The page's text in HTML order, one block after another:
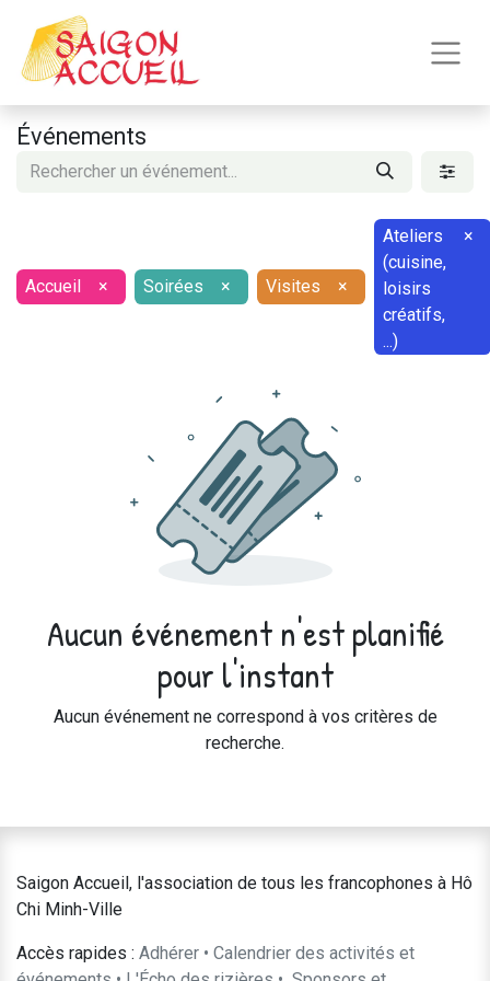
Événements
Accueil × Soirées × Visites ×
Ateliers
(cuisine,
loisirs
créatifs,
...)
×
Aucun événement n'est planifié
pour l'instant
Aucun événement ne correspond à vos critères de
recherche.
Saigon Accueil, l'association de tous les francophones à Hô
Chi Minh-Ville
Accès rapides : Adhérer • Calendrier des activités et